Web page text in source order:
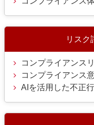
リスク
コンプライアンス
コンプライアンス
AIを活用した不正